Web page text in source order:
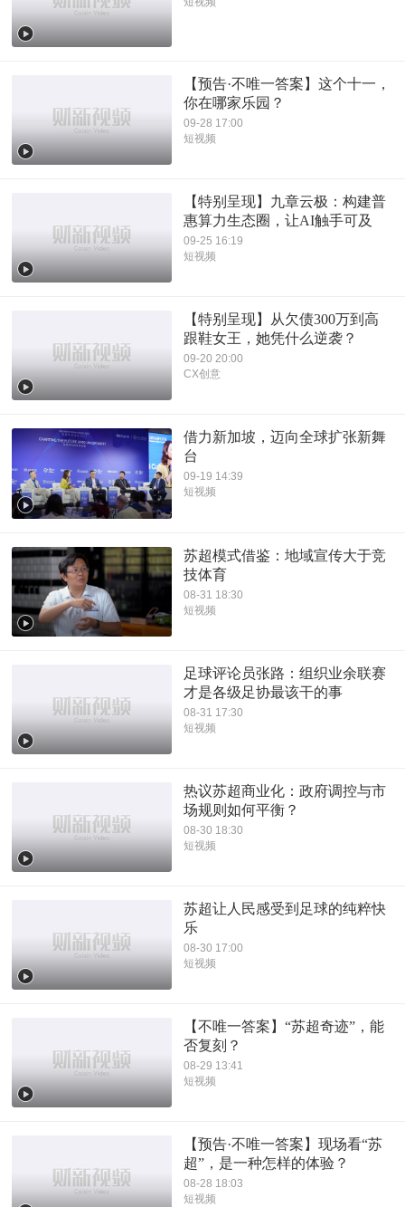
【预告·不唯一答案】这个十一，
你在哪家乐园？
09-28 17:00
短视频
【特别呈现】九章云极：构建普
惠算力生态圈，让AI触手可及
09-25 16:19
短视频
【特别呈现】从欠债300万到高
跟鞋女王，她凭什么逆袭？
09-20 20:00
CX创意
借力新加坡，迈向全球扩张新舞
台
09-19 14:39
短视频
苏超模式借鉴：地域宣传大于竞
技体育
08-31 18:30
短视频
足球评论员张路：组织业余联赛
才是各级足协最该干的事
08-31 17:30
短视频
热议苏超商业化：政府调控与市
场规则如何平衡？
08-30 18:30
短视频
苏超让人民感受到足球的纯粹快
乐
08-30 17:00
短视频
【不唯一答案】“苏超奇迹”，能
否复刻？
08-29 13:41
短视频
【预告·不唯一答案】现场看“苏
超”，是一种怎样的体验？
08-28 18:03
短视频